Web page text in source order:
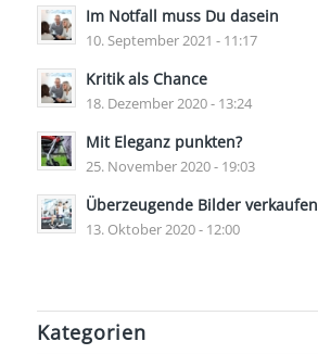
Im Notfall muss Du dasein
10. September 2021 - 11:17
Kritik als Chance
18. Dezember 2020 - 13:24
Mit Eleganz punkten?
25. November 2020 - 19:03
Überzeugende Bilder verkaufen
13. Oktober 2020 - 12:00
Kategorien